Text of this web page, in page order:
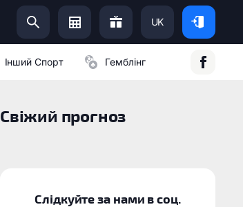
UK
Інший Спорт Гемблінг
Свіжий прогноз
Слідкуйте за нами в соц.